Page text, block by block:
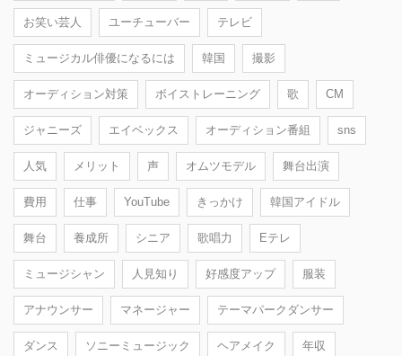
お笑い芸人 ユーチューバー テレビ
ミュージカル俳優になるには 韓国 撮影
オーディション対策 ボイストレーニング 歌 CM
ジャニーズ エイベックス オーディション番組 sns
人気 メリット 声 オムツモデル 舞台出演
費用 仕事 YouTube きっかけ 韓国アイドル
舞台 養成所 シニア 歌唱力 Eテレ
ミュージシャン 人見知り 好感度アップ 服装
アナウンサー マネージャー テーマパークダンサー
ダンス ソニーミュージック ヘアメイク 年収